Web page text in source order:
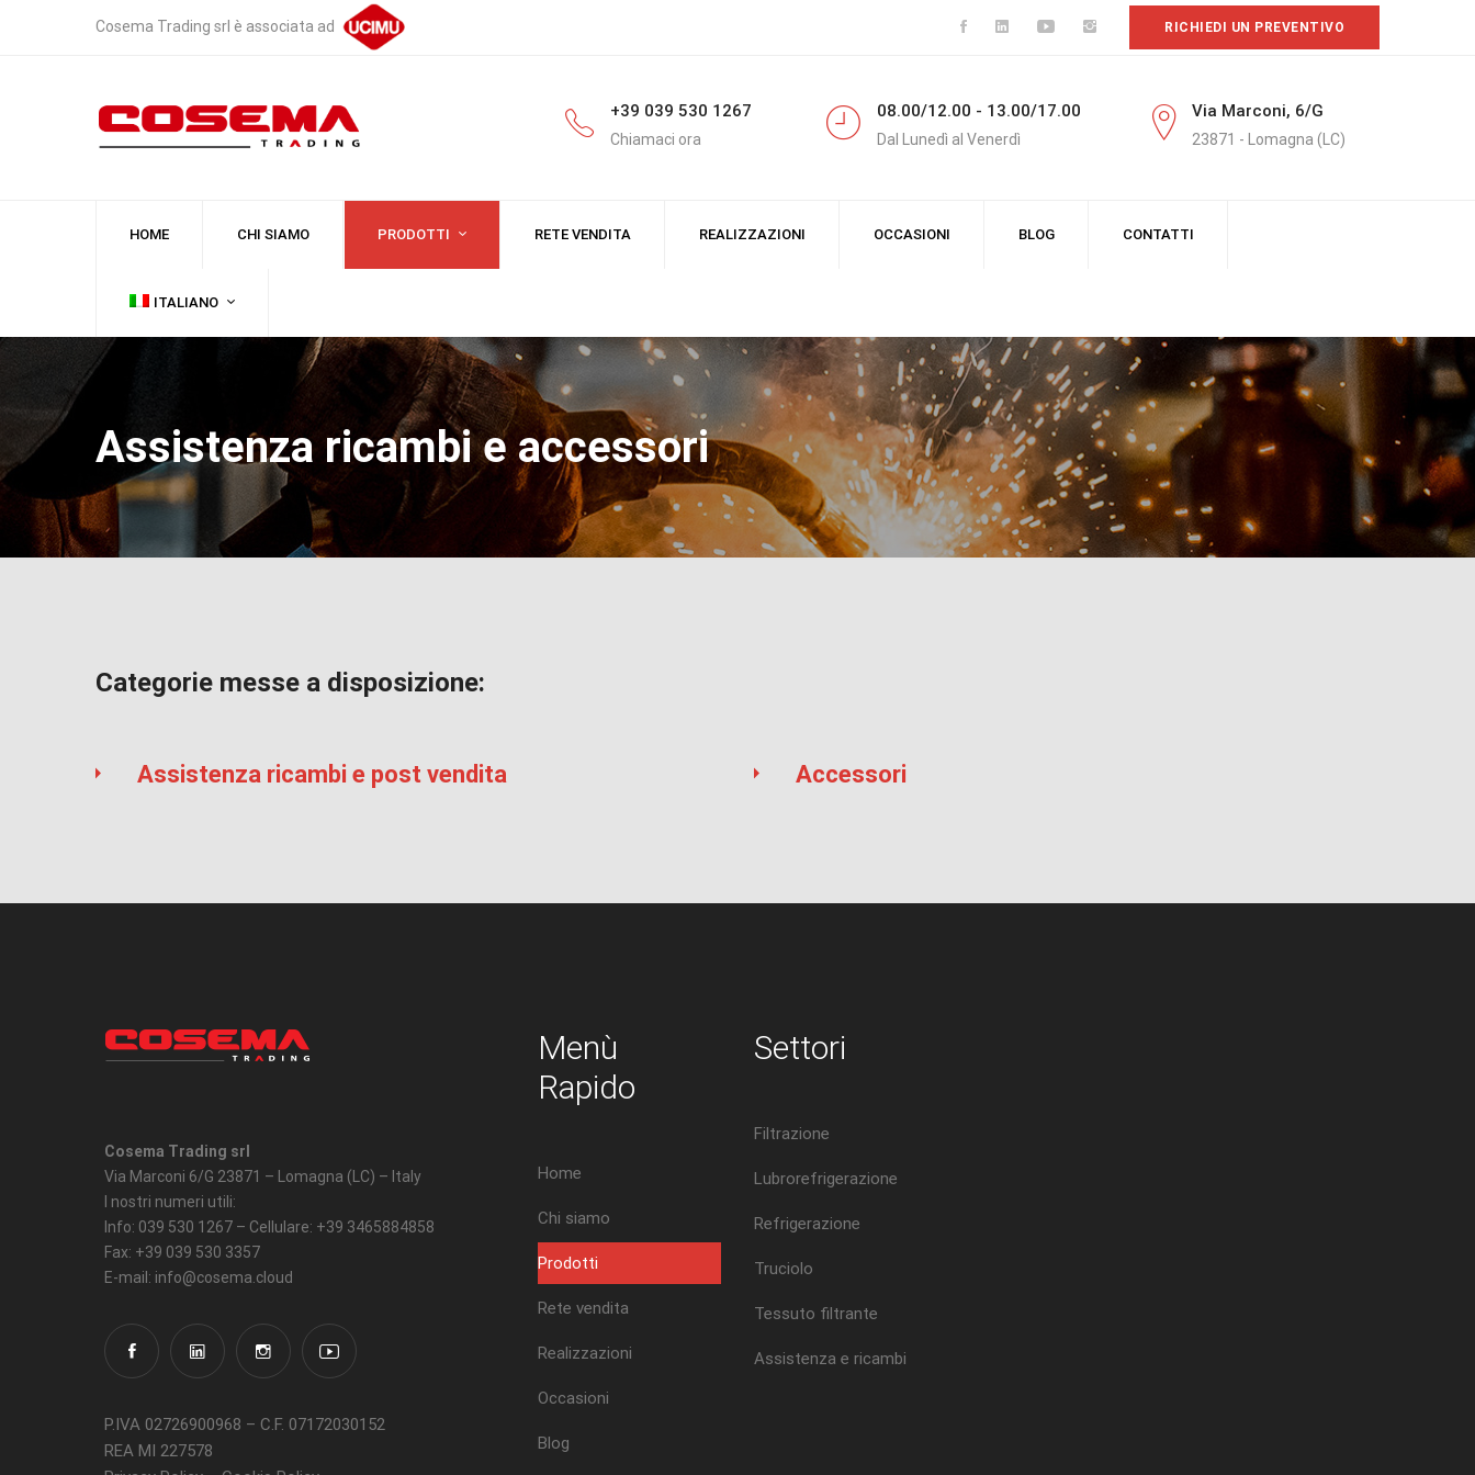
Cosema Trading srl è associata ad RICHIEDI UN PREVENTIVO
+39 039 530 1267
Chiamaci ora
08.00/12.00 - 13.00/17.00
Dal Lunedì al Venerdì
Via Marconi, 6/G
23871 - Lomagna (LC)
HOME CHI SIAMO PRODOTTI RETE VENDITA REALIZZAZIONI OCCASIONI BLOG CONTATTI
ITALIANO
Assistenza ricambi e accessori
Categorie messe a disposizione:
Assistenza ricambi e post vendita Accessori
Cosema Trading srl
Via Marconi 6/G 23871 – Lomagna (LC) – Italy
I nostri numeri utili:
Info: 039 530 1267 – Cellulare: +39 3465884858
Fax: +39 039 530 3357
E-mail: info@cosema.cloud
P.IVA 02726900968 – C.F. 07172030152
REA MI 227578
Menù
Rapido
Home
Chi siamo
Prodotti
Rete vendita
Realizzazioni
Occasioni
Blog
Settori
Filtrazione
Lubrorefrigerazione
Refrigerazione
Truciolo
Tessuto filtrante
Assistenza e ricambi